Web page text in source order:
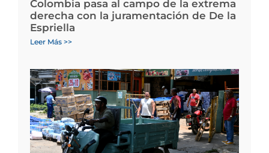
Colombia pasa al campo de la extrema
derecha con la juramentación de De la
Espriella
Leer Más >>